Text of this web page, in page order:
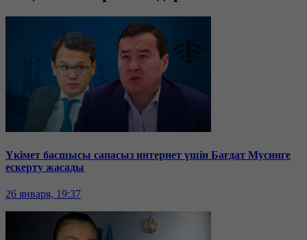
Үкімет басшысы сапасыз интернет үшін Бағдат Мусинге
ескерту жасады
26 января, 19:37